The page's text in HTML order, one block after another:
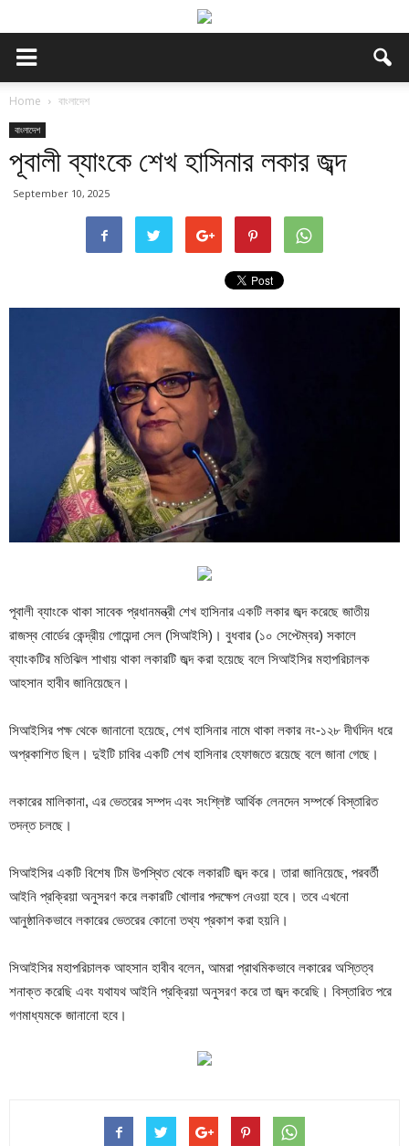
Home বাংলাদেশ
বাংলাদেশ
পূবালী ব্যাংকে শেখ হাসিনার লকার জব্দ
September 10, 2025
পূবালী ব্যাংকে থাকা সাবেক প্রধানমন্ত্রী শেখ হাসিনার একটি লকার জব্দ করেছে জাতীয়
রাজস্ব বোর্ডের কেন্দ্রীয় গোয়েন্দা সেল (সিআইসি)। বুধবার (১০ সেপ্টেম্বর) সকালে
ব্যাংকটির মতিঝিল শাখায় থাকা লকারটি জব্দ করা হয়েছে বলে সিআইসির মহাপরিচালক
আহসান হাবীব জানিয়েছেন।
সিআইসির পক্ষ থেকে জানানো হয়েছে, শেখ হাসিনার নামে থাকা লকার নং-১২৮ দীর্ঘদিন ধরে
অপ্রকাশিত ছিল। দুইটি চাবির একটি শেখ হাসিনার হেফাজতে রয়েছে বলে জানা গেছে।
লকারের মালিকানা, এর ভেতরের সম্পদ এবং সংশ্লিষ্ট আর্থিক লেনদেন সম্পর্কে বিস্তারিত
তদন্ত চলছে।
সিআইসির একটি বিশেষ টিম উপস্থিত থেকে লকারটি জব্দ করে। তারা জানিয়েছে, পরবর্তী
আইনি প্রক্রিয়া অনুসরণ করে লকারটি খোলার পদক্ষেপ নেওয়া হবে। তবে এখনো
আনুষ্ঠানিকভাবে লকারের ভেতরের কোনো তথ্য প্রকাশ করা হয়নি।
সিআইসির মহাপরিচালক আহসান হাবীব বলেন, আমরা প্রাথমিকভাবে লকারের অস্তিত্ব
শনাক্ত করেছি এবং যথাযথ আইনি প্রক্রিয়া অনুসরণ করে তা জব্দ করেছি। বিস্তারিত পরে
গণমাধ্যমকে জানানো হবে।